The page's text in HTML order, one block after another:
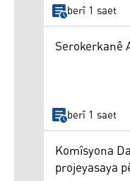
berî 1 saet
Serokerkanê
berî 1 saet
Komîsyona
projeyasaya